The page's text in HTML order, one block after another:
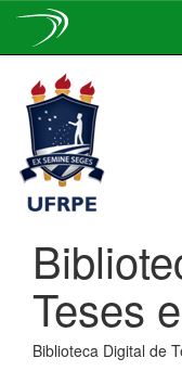
navigation
Teses
Biblioteca Digital de